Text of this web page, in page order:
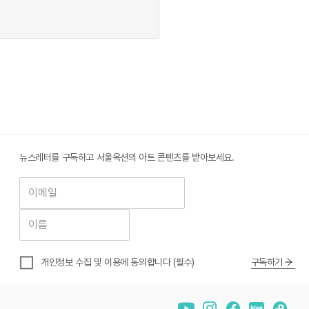
뉴스레터를 구독하고 서울옥션의 아트 콘텐츠를 받아보세요.
개인정보 수집 및 이용에 동의합니다 (필수) 구독하기